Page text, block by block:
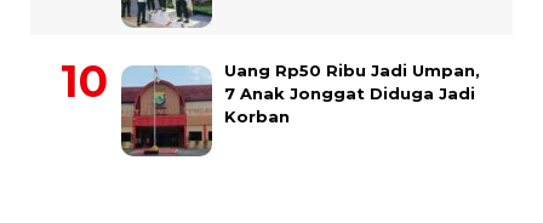
Uang Rp50 Ribu Jadi Umpan,
7 Anak Jonggat Diduga Jadi
Korban